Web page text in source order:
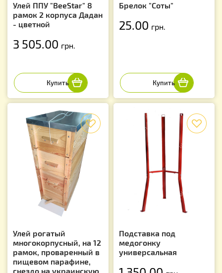
Улей ППУ "BeeStar" 8
рамок 2 корпуса Дадан
- цветной
3 505.00 грн.
Брелок "Соты"
25.00 грн.
Улей рогатый
многокорпусный, на 12
рамок, проваренный в
пищевом парафине,
гнездо на украинскую
Подставка под
медогонку
универсальная